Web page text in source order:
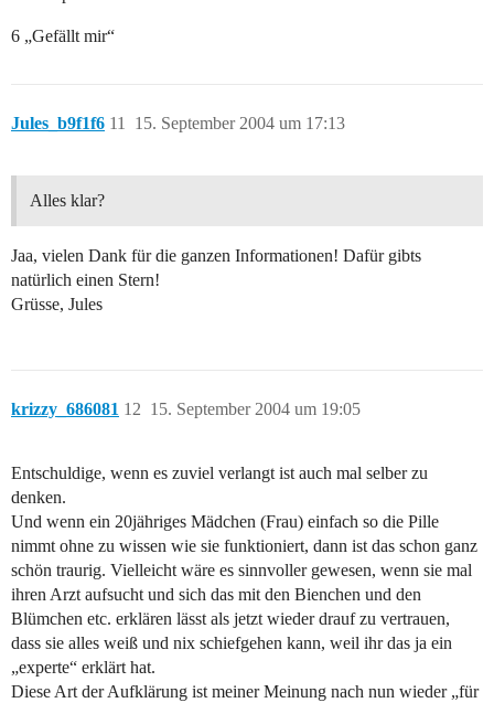
6 „Gefällt mir“
Jules_b9f1f6 15. September 2004 um 17:13
11
Alles klar?
Jaa, vielen Dank für die ganzen Informationen! Dafür gibts
natürlich einen Stern!
Grüsse, Jules
krizzy_686081 15. September 2004 um 19:05
12
Entschuldige, wenn es zuviel verlangt ist auch mal selber zu
denken.
Und wenn ein 20jähriges Mädchen (Frau) einfach so die Pille
nimmt ohne zu wissen wie sie funktioniert, dann ist das schon ganz
schön traurig. Vielleicht wäre es sinnvoller gewesen, wenn sie mal
ihren Arzt aufsucht und sich das mit den Bienchen und den
Blümchen etc. erklären lässt als jetzt wieder drauf zu vertrauen,
dass sie alles weiß und nix schiefgehen kann, weil ihr das ja ein
„experte“ erklärt hat.
Diese Art der Aufklärung ist meiner Meinung nach nun wieder „für